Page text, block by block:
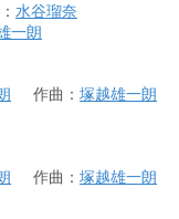
： 水谷瑠奈
一朗
作曲 ： 塚越雄一朗
作曲 ： 塚越雄一朗